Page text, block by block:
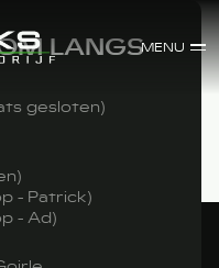
MENU
LANGS
gesloten)
- Patrick)
- Ad)